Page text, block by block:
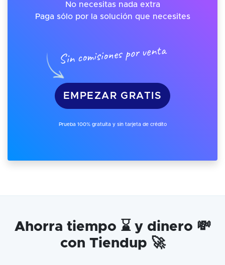
No necesitas nada extra
Paga sólo por la solución que necesites
Sin comisiones por venta
EMPEZAR GRATIS
Prueba 100% gratuita y sin tarjeta de crédito
Ahorra tiempo ⌛ y dinero 💸
con Tiendup 🚀